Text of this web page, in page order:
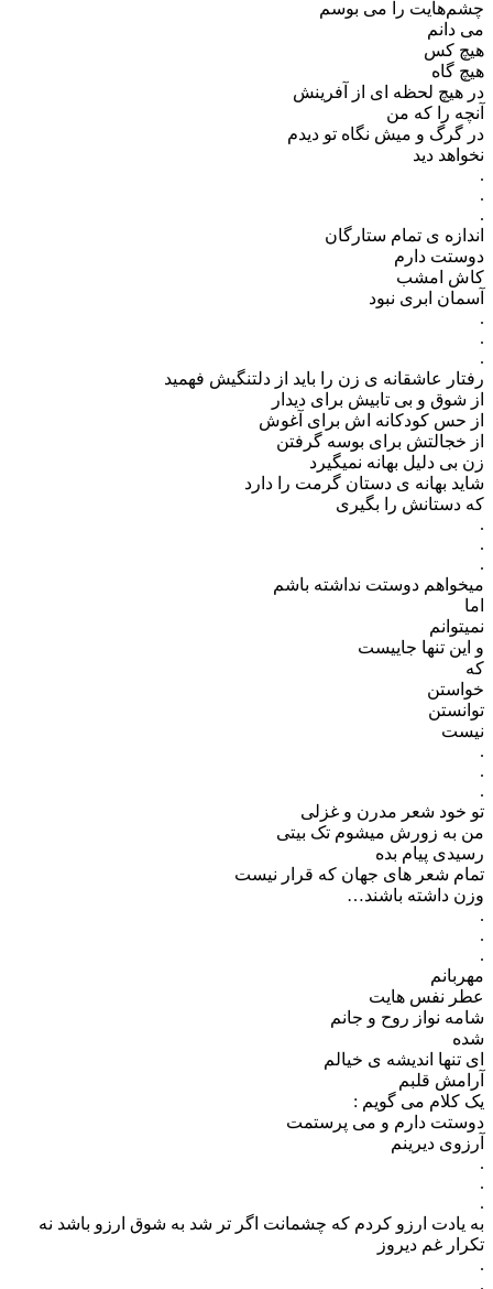
چشم‌هایت را می بوسم
می دانم
هیچ کس
هیچ گاه
در هیچ لحظه ای از آفرینش
آنچه را که من
در گرگ و میش نگاه تو دیدم
نخواهد دید
.
.
.
اندازه ی تمام ستارگان
دوستت دارم
کاش امشب
آسمان ابری نبود
.
.
.
رفتار عاشقانه ی زن را باید از دلتنگیش فهمید
از شوق و بی تابیش برای دیدار
از حس کودکانه اش برای آغوش
از خجالتش برای بوسه گرفتن
زن بی دلیل بهانه نمیگیرد
شاید بهانه ی دستان گرمت را دارد
که دستانش را بگیری
.
.
.
میخواهم دوستت نداشته باشم
اما
نمیتوانم
و این تنها جاییست
که
خواستن
توانستن
نیست
.
.
.
تو خود شعر مدرن و غزلی
من به زورش میشوم تک بیتی
رسیدی پیام بده
تمام شعر های جهان که قرار نیست
وزن داشته باشند…
.
.
.
مهربانم
عطر نفس هایت
شامه نواز روح و جانم
شده
ای تنها اندیشه ی خیالم
آرامش قلبم
یک کلام می گویم :
دوستت دارم و می پرستمت
آرزوی دیرینم
.
.
.
به یادت ارزو کردم که چشمانت اگر تر شد به شوق ارزو باشد نه
تکرار غم دیروز
.
.